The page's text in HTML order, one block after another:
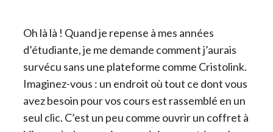
Oh là là ! Quand je repense à mes années
d’étudiante, je me demande comment j’aurais
survécu sans une plateforme comme Cristolink.
Imaginez-vous : un endroit où tout ce dont vous
avez besoin pour vos cours est rassemblé en un
seul clic. C’est un peu comme ouvrir un coffret à